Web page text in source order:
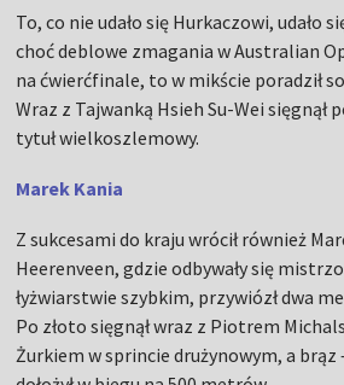
To, co nie udało się Hurkaczowi, udało
choć deblowe zmagania w Australian
na ćwierćfinale, to w mikście poradził
Wraz z Tajwanką Hsieh Su-Wei sięgnął
tytuł wielkoszlemowy.
Marek Kania
Z sukcesami do kraju wrócił również
Heerenveen, gdzie odbywały się
łyżwiarstwie szybkim, przywiózł dwa
Po złoto sięgnął wraz z Piotrem
Żurkiem w sprincie drużynowym, a brąz